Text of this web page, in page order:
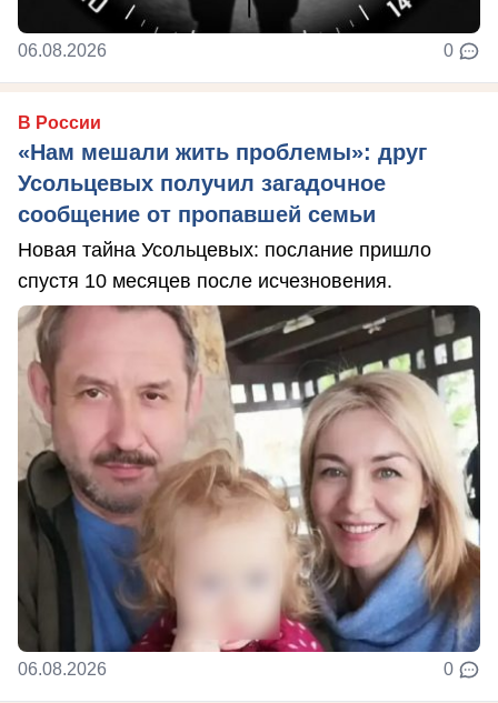
06.08.2026 0
В России
«Нам мешали жить проблемы»: друг
Усольцевых получил загадочное
сообщение от пропавшей семьи
Новая тайна Усольцевых: послание пришло
спустя 10 месяцев после исчезновения.
06.08.2026 0